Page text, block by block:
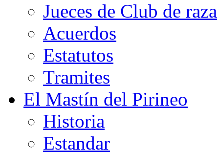
Jueces de Club de raza
Acuerdos
Estatutos
Tramites
El Mastín del Pirineo
Historia
Estandar